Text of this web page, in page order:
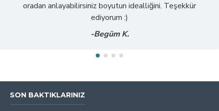
oradan anlayabilirsiniz boyutun idealliğini. Teşekkür
ediyorum :)
-Begüm K.
SON BAKTIKLARINIZ